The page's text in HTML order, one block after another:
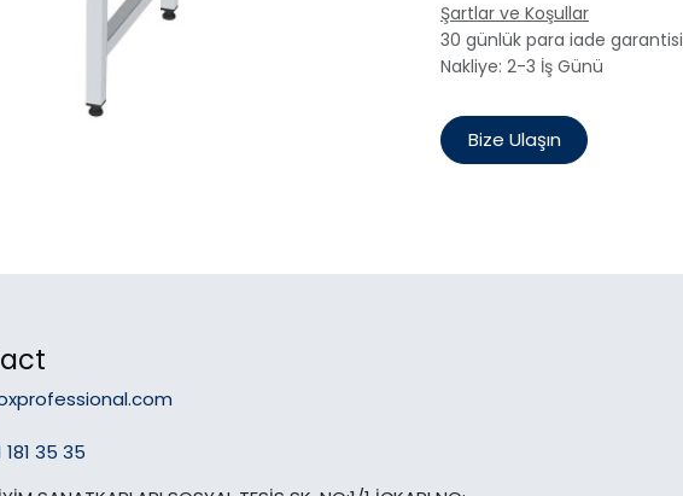
Şartlar ve Koşullar
30 günlük para iade garantisi
Nakliye: 2-3 İş Günü
Bize Ulaşın
35 35